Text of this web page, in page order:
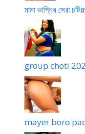
মামা ভাগ্নির সেরা
group choti 2027
mayer boro